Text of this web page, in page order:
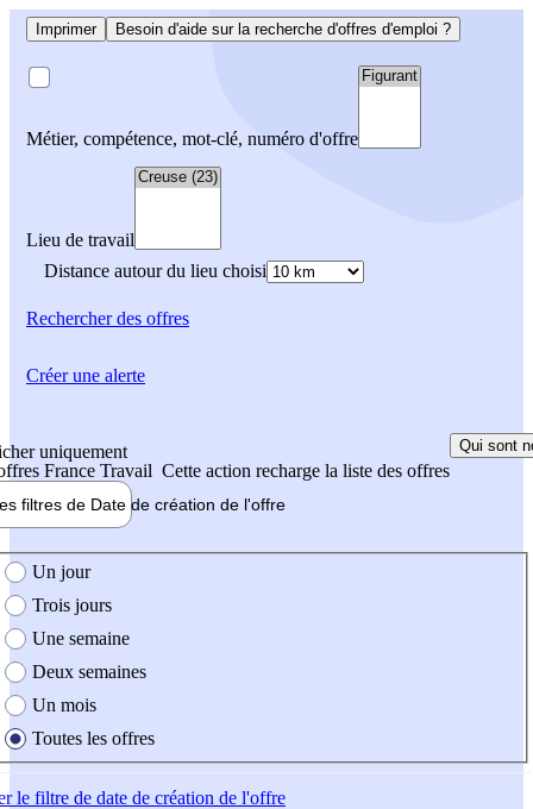
Imprimer Besoin d'aide sur la recherche d'offres d'emploi ?
Métier, compétence, mot-clé, numéro d'offre
Lieu de travail
Distance autour du lieu choisi
Rechercherdes offres
uniquement
France Travail Cette action recharge la liste des offres
Qui sont
filtres de Date de création de l'offre
création de l'offre
Un jour
Trois jours
Une semaine
Deux semaines
Un mois
Toutes les offres
le filtre de date de création de l'offre
Créer une alerte